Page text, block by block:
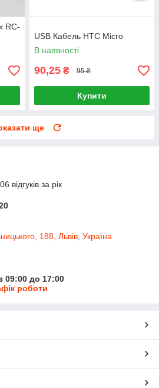
RC-
USB Кабель HTC Micro
В наявності
90,25 ₴ 95 ₴
Купити
ще
відгуків за рік
188, Львів, Україна
09:00 до 17:00
роботи